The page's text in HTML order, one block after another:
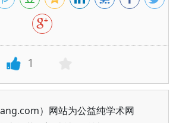
1
）网站为公益纯学术网